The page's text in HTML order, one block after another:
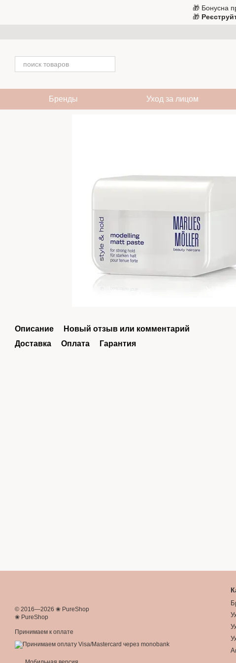
🎁 Бонусна
🎁
Бренды Уход за лицом
Описание
Новый отзыв или комментарий
Доставка
Оплата Гарантия
© 2016—2026 ❀ PureShop
❀ PureShop
Принимаем к оплате